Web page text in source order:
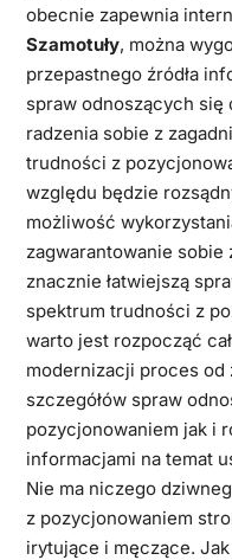
obecnie zapewnia
Szamotuły, można
przepastnego źródła
spraw odnoszących
radzenia sobie z
trudności z
względu będzie
możliwość
zagwarantowanie sobie
znacznie łatwiejszą
spektrum trudności z
warto jest rozpocząć
modernizacji proces od
szczegółów spraw
pozycjonowaniem jak i
informacjami na temat
Nie ma niczego
z pozycjonowaniem
irytujące i męczące.